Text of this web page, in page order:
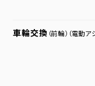
車輪交換 （前輪） （電動ア